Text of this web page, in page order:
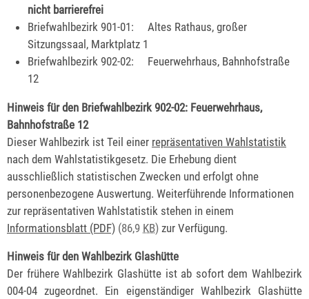
nicht barrierefrei
Briefwahlbezirk 901-01: Altes Rathaus, großer
Sitzungssaal, Marktplatz 1
Briefwahlbezirk 902-02: Feuerwehrhaus, Bahnhofstraße
12
Hinweis für den Briefwahlbezirk 902-02: Feuerwehrhaus,
Bahnhofstraße 12
Dieser Wahlbezirk ist Teil einer repräsentativen Wahlstatistik
nach dem Wahlstatistikgesetz. Die Erhebung dient
ausschließlich statistischen Zwecken und erfolgt ohne
personenbezogene Auswertung. Weiterführende Informationen
zur repräsentativen Wahlstatistik stehen in einem
Informationsblatt (PDF) (86,9 KB) zur Verfügung.
Hinweis für den Wahlbezirk Glashütte
Der frühere Wahlbezirk Glashütte ist ab sofort dem Wahlbezirk
004-04 zugeordnet. Ein eigenständiger Wahlbezirk Glashütte